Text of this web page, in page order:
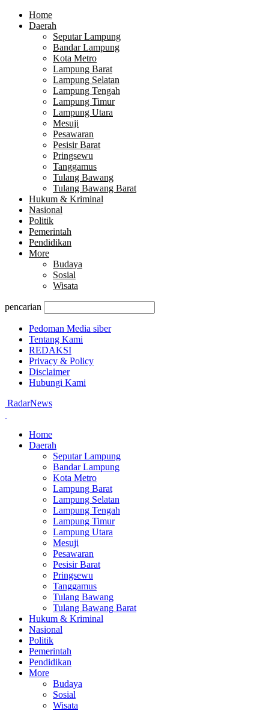
Home
Daerah
Seputar Lampung
Bandar Lampung
Kota Metro
Lampung Barat
Lampung Selatan
Lampung Tengah
Lampung Timur
Lampung Utara
Mesuji
Pesawaran
Pesisir Barat
Pringsewu
Tanggamus
Tulang Bawang
Tulang Bawang Barat
Hukum & Kriminal
Nasional
Politik
Pemerintah
Pendidikan
More
Budaya
Sosial
Wisata
pencarian
Pedoman Media siber
Tentang Kami
REDAKSI
Privacy & Policy
Disclaimer
Hubungi Kami
RadarNews
Home
Daerah
Seputar Lampung
Bandar Lampung
Kota Metro
Lampung Barat
Lampung Selatan
Lampung Tengah
Lampung Timur
Lampung Utara
Mesuji
Pesawaran
Pesisir Barat
Pringsewu
Tanggamus
Tulang Bawang
Tulang Bawang Barat
Hukum & Kriminal
Nasional
Politik
Pemerintah
Pendidikan
More
Budaya
Sosial
Wisata